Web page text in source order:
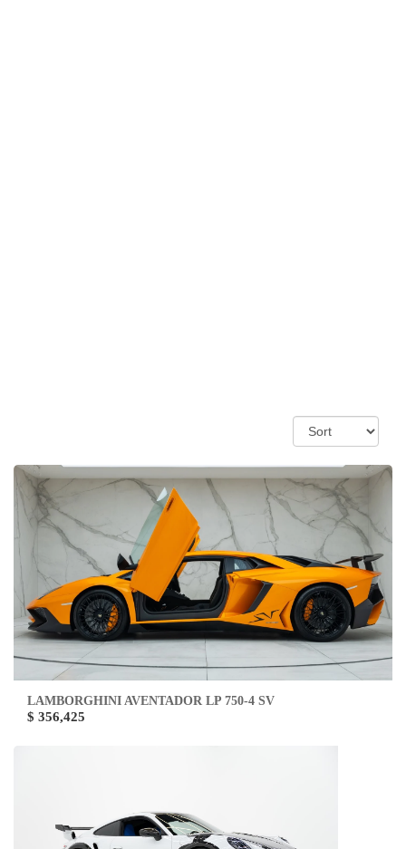
LAMBORGHINI AVENTADOR LP 750-4 SV
$ 356,425